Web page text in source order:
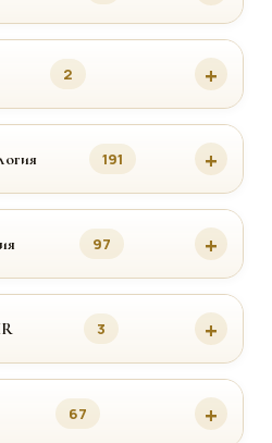
2
191
97
3
67